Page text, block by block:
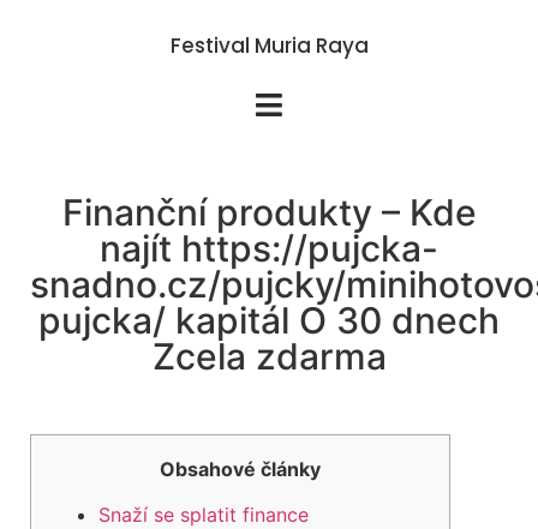
Festival Muria Raya
Finanční produkty – Kde
najít https://pujcka-
snadno.cz/pujcky/
pujcka/ kapitál O 30 dnech
Zcela zdarma
Obsahové články
Snaží se splatit finance